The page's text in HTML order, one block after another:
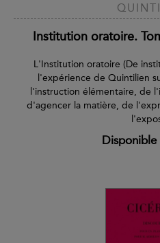
Institution oratoire.
L'Institution oratoire (De
l'expérience de Quintilien
l'instruction élémentaire, de
d'agencer la matière, de
Disponible